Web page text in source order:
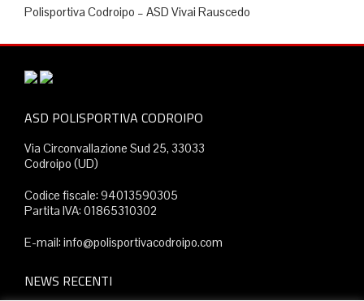
Polisportiva Codroipo – ASD Vivai Rauscedo
ASD POLISPORTIVA CODROIPO
Via Circonvallazione Sud 25, 33033
Codroipo (UD)
Codice fiscale: 94013590305
Partita IVA: 01865310302
E-mail: info@polisportivacodroipo.com
NEWS RECENTI